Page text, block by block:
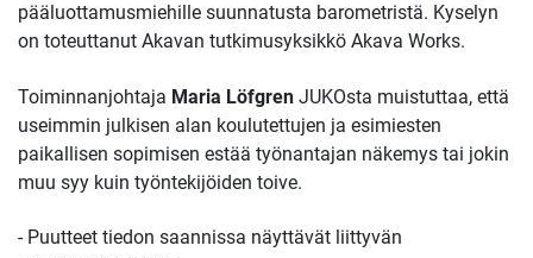
pääluottamusmiehille suunnatusta barometristä. Kyselyn
on toteuttanut Akavan tutkimusyksikkö Akava Works.
Toiminnanjohtaja Maria Löfgren JUKOsta muistuttaa, että
useimmin julkisen alan koulutettujen ja esimiesten
paikallisen sopimisen estää työnantajan näkemys tai jokin
muu syy kuin työntekijöiden toive.
- Puutteet tiedon saannissa näyttävät liittyvän